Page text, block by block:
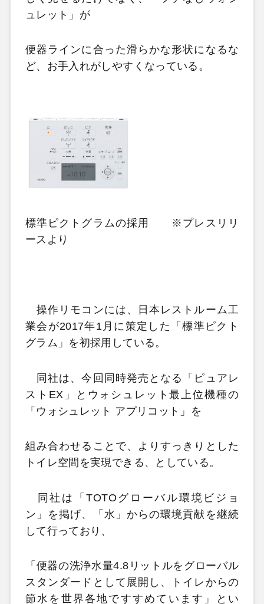
ュレット」が
便器ラインに合った滑らかな形状になるな
ど、お手入れがしやすくなっている。
標準ピクトグラムの採用 ※プレスリリ
ースより
操作リモコンには、日本レストルーム工
業会が2017年1月に策定した「標準ピクト
グラム」を初採用している。
同社は、今回同時発売となる「ピュアレ
ストEX」とウォシュレット最上位機種の
「ウォシュレット アプリコット」を
組み合わせることで、よりすっきりとした
トイレ空間を実現できる、としている。
同社は「TOTOグローバル環境ビジョ
ン」を掲げ、「水」からの環境貢献を継続
して行っており、
「便器の洗浄水量4.8リットルをグローバル
スタンダードとして展開し、トイレからの
節水を世界各地ですすめています」とい